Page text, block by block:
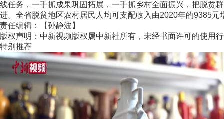
线任务，一手抓成果巩固拓展，一手抓乡村全面振兴，把脱贫
进。全省脱贫地区农村居民人均可支配收入由2020年的9385
责任编辑：【孙静波】
版权声明：中新视频版权属中新社所有，未经书面许可的使用
特别推荐